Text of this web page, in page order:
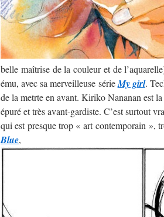
belle maîtrise de la couleur et de
ému, avec sa merveilleuse sérieMy girl.
de la metrte en avant. Kiriko Nananan est
épuré et très avant-gardiste. C’est surtout
qui est presque trop « art contemporain »,
Blue,